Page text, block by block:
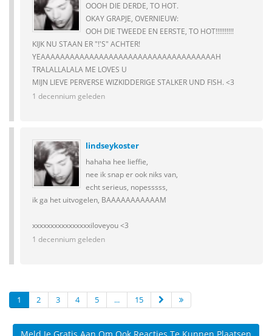
OOOH DIE DERDE, TO HOT.
OKAY GRAPJE, OVERNIEUW:
OOH DIE TWEEDE EN EERSTE, TO HOT!!!!!!!!!!
KIJK NU STAAN ER "!'S" ACHTER!
YEAAAAAAAAAAAAAAAAAAAAAAAAAAAAAAAAAAAAH
TRALALLALALA ME LOVES U
MIJN LIEVE PERVERSE WIZKIDDERIGE STALKER UND FISH. <3
1 decennium geleden
lindseykoster
hahaha hee lieffie,
nee ik snap er ook niks van,
echt serieus, nopesssss,
ik ga het uitvogelen, BAAAAAAAAAAAM
xxxxxxxxxxxxxxxxiloveyou <3
1 decennium geleden
1 2 3 4 5 ... 15